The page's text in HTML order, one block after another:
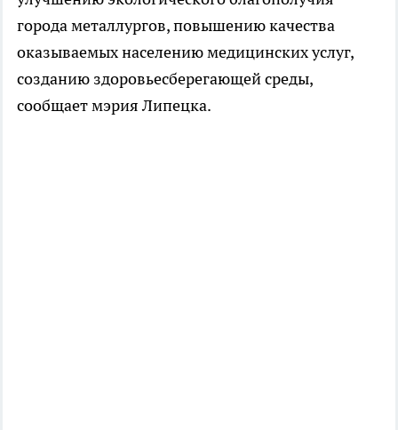
города металлургов, повышению качества
оказываемых населению медицинских услуг,
созданию здоровьесберегающей среды,
сообщает мэрия Липецка.